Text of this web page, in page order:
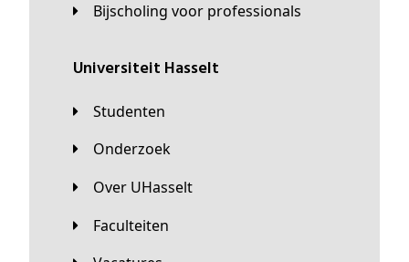
Bijscholing voor professionals
universiteit Hasselt
Studenten
Onderzoek
Over UHasselt
Faculteiten